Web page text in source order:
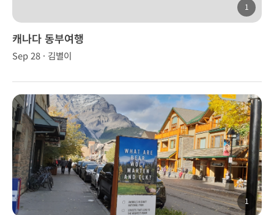
1
캐나다 동부여행
Sep 28 · 김별이
1